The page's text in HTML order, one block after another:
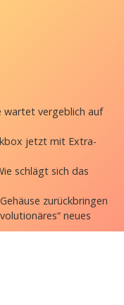
wartet vergeblich auf
jetzt mit Extra-
schlägt sich das
zurückbringen
neues